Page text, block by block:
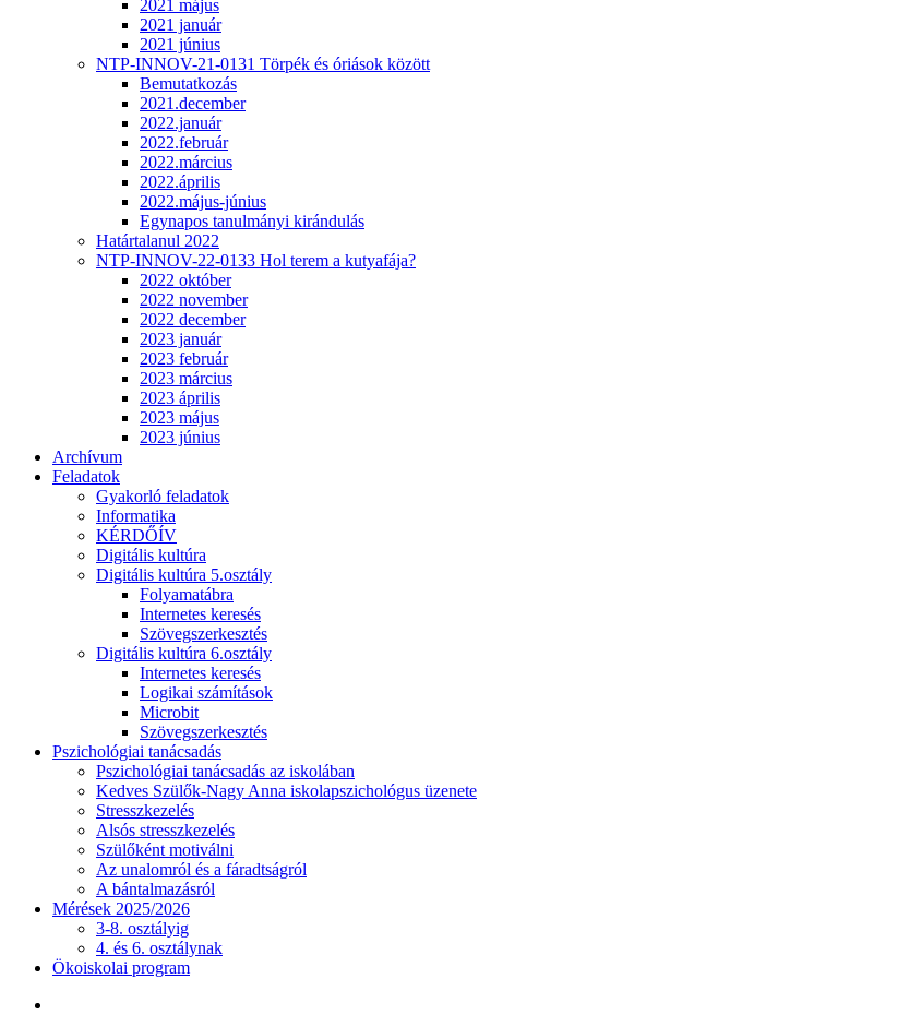
2021 május
2021 január
2021 június
NTP-INNOV-21-0131 Törpék és óriások között
Bemutatkozás
2021.december
2022.január
2022.február
2022.március
2022.április
2022.május-június
Egynapos tanulmányi kirándulás
Határtalanul 2022
NTP-INNOV-22-0133 Hol terem a kutyafája?
2022 október
2022 november
2022 december
2023 január
2023 február
2023 március
2023 április
2023 május
2023 június
Archívum
Feladatok
Gyakorló feladatok
Informatika
KÉRDŐÍV
Digitális kultúra
Digitális kultúra 5.osztály
Folyamatábra
Internetes keresés
Szövegszerkesztés
Digitális kultúra 6.osztály
Internetes keresés
Logikai számítások
Microbit
Szövegszerkesztés
Pszichológiai tanácsadás
Pszichológiai tanácsadás az iskolában
Kedves Szülők-Nagy Anna iskolapszichológus üzenete
Stresszkezelés
Alsós stresszkezelés
Szülőként motiválni
Az unalomról és a fáradtságról
A bántalmazásról
Mérések 2025/2026
3-8. osztályig
4. és 6. osztálynak
Ökoiskolai program